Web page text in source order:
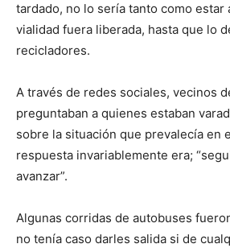
tardado, no lo sería tanto como estar
vialidad fuera liberada, hasta que lo
recicladores.
A través de redes sociales, vecinos
preguntaban a quienes estaban
sobre la situación que prevalecía en
respuesta invariablemente era;
avanzar”.
Algunas corridas de autobuses
no tenía caso darles salida si de